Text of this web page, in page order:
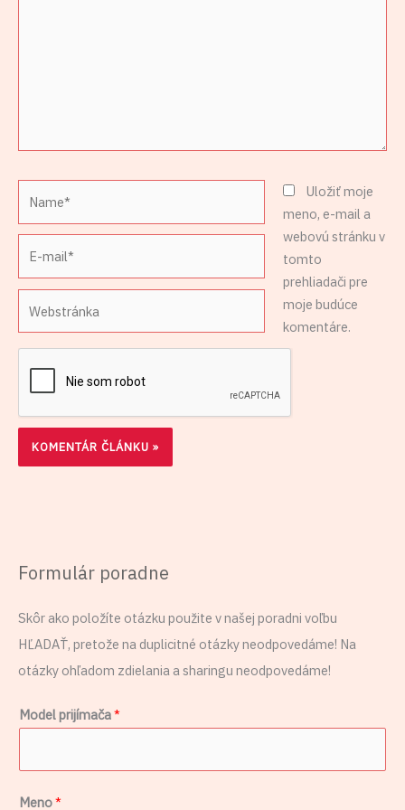
Uložiť moje
meno, e-mail a
webovú stránku v
tomto
prehliadači pre
moje budúce
komentáre.
Formulár poradne
Skôr ako položíte otázku použite v našej poradni voľbu
HĽADAŤ, pretože na duplicitné otázky neodpovedáme! Na
otázky ohľadom zdielania a sharingu neodpovedáme!
Model prijímača*
Meno*